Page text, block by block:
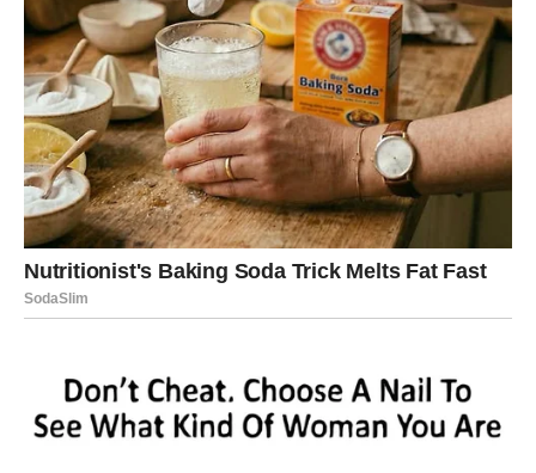
Upravo se tamo krije vaša velika šansa.
POSAO – DOLAZI VRIJEME DA
ZABLISTATE